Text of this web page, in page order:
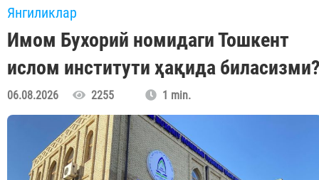
Янгиликлар
Имом Бухорий номидаги Тошкент
ислом институти ҳақида
06.08.2026 2255 1 min.